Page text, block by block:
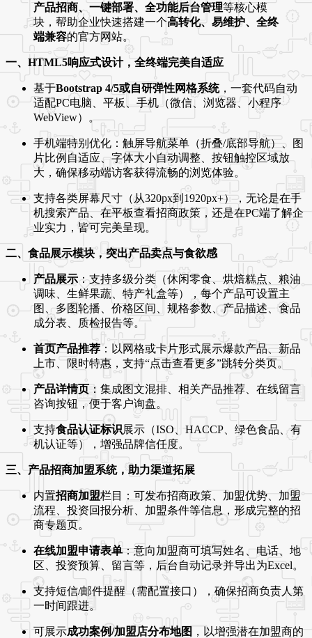
产品招商、一键部署、全功能后台管理等核心模
块，帮助企业快速搭建一个高转化、易维护、全终
端兼容的官方网站。
一、HTML5响应式设计，全终端完美自适应
基于Bootstrap 4/5或自研弹性网格系统，一套代码自动
适配PC电脑、平板、手机（微信、浏览器、小程序
WebView）。
手机端特别优化：触屏导航菜单（折叠/底部导航）、图
片比例自适应、字体大小自动调整、按钮触控区域放
大，确保移动端访客获得流畅的浏览体验。
支持各类屏幕尺寸（从320px到1920px+），无论是在手
机搜索产品、在平板查看招商政策，还是在PC端了解企
业实力，皆可完美呈现。
二、食品展示模块，突出产品卖点与食欲感
产品展示 ：支持多级分类（休闲零食、烘焙糕点、粮油
调味、生鲜果蔬、特产礼盒等），每个产品可设置主
图、多图轮播、价格区间、规格参数、产品描述、食品
成分表、质检报告等。
首页产品推荐：以网格或卡片形式展示爆款产品、新品
上市、限时特惠，支持“点击查看更多”跳转分类页。
产品详情页：集成图文混排、相关产品推荐、在线留言
咨询按钮，便于客户询盘。
支持食品认证标识展示（ISO、HACCP、绿色食品、有
机认证等），增强品牌信任度。
三、产品招商加盟系统，助力渠道拓展
内置招商加盟栏目：可发布招商政策、加盟优势、加盟
流程、投资回报分析、加盟条件等信息，形成完整的招
商专题页。
在线加盟申请表单：意向加盟商可填写姓名、电话、地
区、投资预算、留言等，后台自动记录并导出为Excel。
支持短信/邮件提醒（需配置接口），确保招商负责人第
一时间跟进。
可展示成功案例/加盟店分布地图 ，以增强潜在加盟商的